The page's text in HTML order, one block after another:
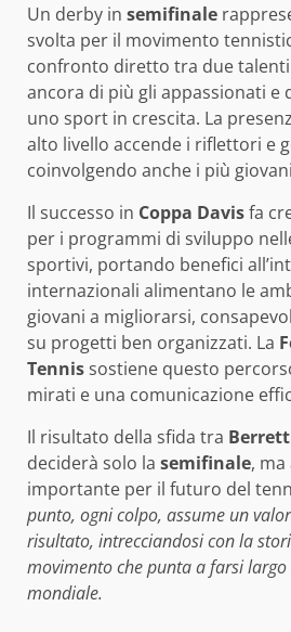
Un derby in semifinale
svolta per il movimento
confronto diretto tra due
ancora di più gli appassionati e
uno sport in crescita. La
alto livello accende i riflettori e
coinvolgendo anche i più
Il successo in Coppa Davisfa
per i programmi di sviluppo
sportivi, portando benefici
internazionali alimentano le
giovani a migliorarsi,
su progetti ben organizzati. La
Tennissostiene questo
mirati e una comunicazione
Il risultato della sfida tra
deciderà solo la semifinale,
importante per il futuro del
punto, ogni colpo, assume un
risultato, intrecciandosi con la
movimento che punta a farsi
mondiale.